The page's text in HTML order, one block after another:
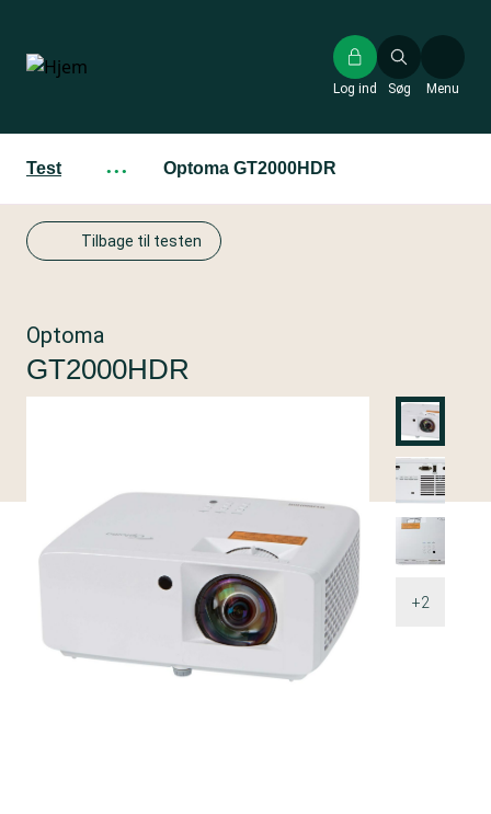
hovedindhold
Søg
Log ind Menu
Test ··· Optoma GT2000HDR
Tilbage til testen
+2
Optoma
GT2000HDR